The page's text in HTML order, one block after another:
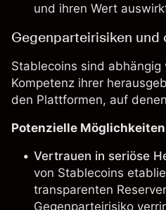
und ihren Wert
Gegenparteirisiken und
Stablecoins sind
Kompetenz ihrer
den Plattformen, auf
Potenzielle Möglichkeiten
Vertrauen in seriöse
von Stablecoins
transparenten
Gegenparteirisiko